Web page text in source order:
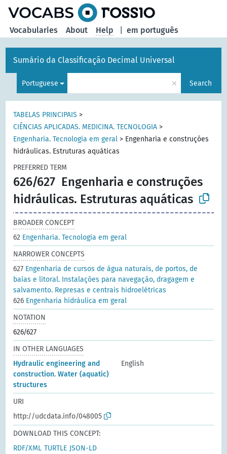
em português
Vocabularies About Help
Sumário da Classificação Decimal Universal
Portuguese × Search
TABELAS PRINCIPAIS >
CIÊNCIAS APLICADAS. MEDICINA. TECNOLOGIA >
Engenharia. Tecnologia em geral > Engenharia e construções
hidráulicas. Estruturas aquáticas
PREFERRED TERM
626/627 Engenharia e construções
hidráulicas. Estruturas aquáticas
BROADER CONCEPT
62 Engenharia. Tecnologia em geral
NARROWER CONCEPTS
627 Engenharia de cursos de água naturais, de portos, de
baías e litoral. Instalações para navegação, dragagem e
salvamento. Represas e centrais hidroelétricas
626 Engenharia hidráulica em geral
NOTATION
626/627
IN OTHER LANGUAGES
Hydraulic engineering and
construction. Water (aquatic)
structures
English
URI
http://udcdata.info/048005
DOWNLOAD THIS CONCEPT:
RDF/XML TURTLE JSON-LD